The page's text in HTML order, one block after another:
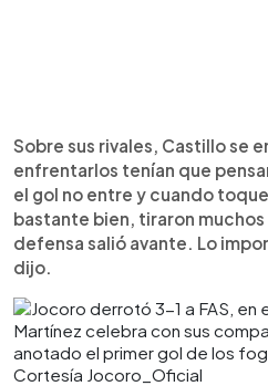
Sobre sus rivales, Castillo se
enfrentarlos tenían que
el gol no entre y cuando
bastante bien, tiraron muchos
defensa salió avante. Lo
dijo.
Martínez celebra con sus
anotado el primer gol de los
Cortesía Jocoro_Oficial